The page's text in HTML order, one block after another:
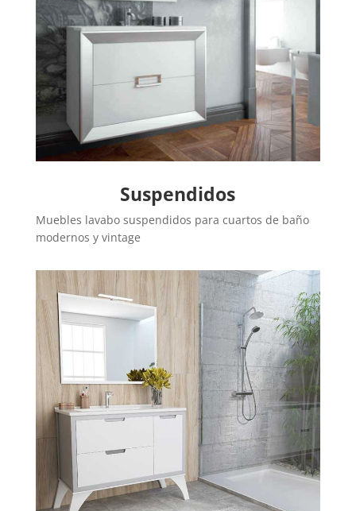
Suspendidos
Muebles lavabo suspendidos para cuartos de baño
modernos y vintage